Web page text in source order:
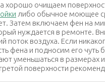
очищаем
либо обычное моющее
Затем включаем фен на
нуждается в ремонте.
поток воздуха. Если
фена и подносим его чуть
уменьшаться в размерах
поверхности